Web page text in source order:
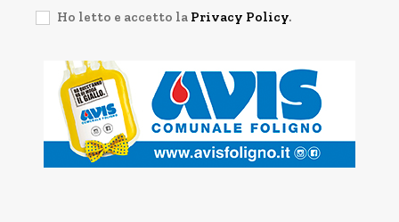
Ho letto e accetto la Privacy Policy.